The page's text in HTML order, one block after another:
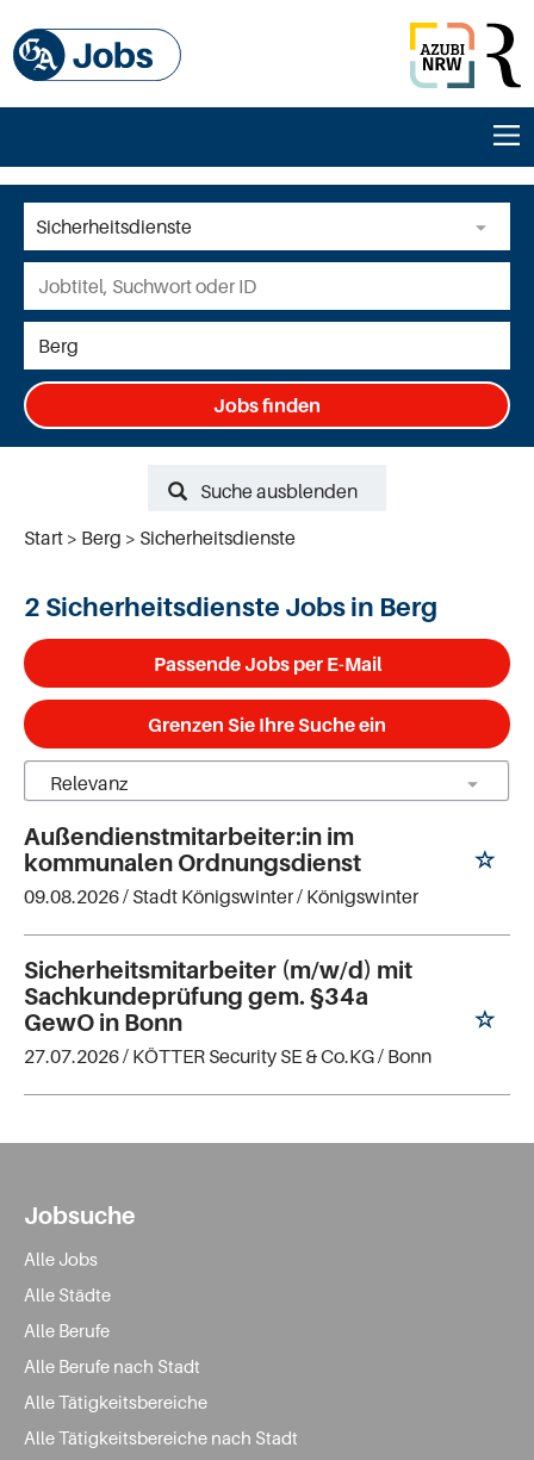
Jobs finden
Suche ausblenden
Start
Berg Sicherheitsdienste
2 Sicherheitsdienste Jobs in Berg
Passende Jobs per E-Mail
Grenzen Sie Ihre Suche ein
Außendienstmitarbeiter:in im
kommunalen Ordnungsdienst
09.08.2026 / Stadt Königswinter/ Königswinter
Sicherheitsmitarbeiter (m/w/d) mit
Sachkundeprüfung gem. §34a
GewO in Bonn
27.07.2026 / KÖTTER Security SE & Co.KG/ Bonn
Jobsuche
Alle Jobs
Alle Städte
Alle Berufe
Alle Berufe nach Stadt
Alle Tätigkeitsbereiche
Alle Tätigkeitsbereiche nach Stadt